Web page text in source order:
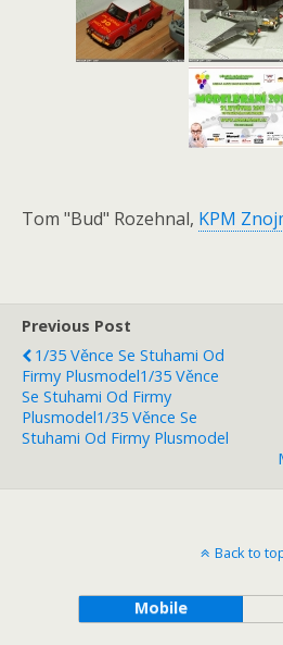
Tom "Bud" Rozehnal, KPM
Previous Post
1/35 Věnce Se Stuhami Od
Firmy Plusmodel1/35 Věnce
Se Stuhami Od Firmy
Plusmodel1/35 Věnce Se
Stuhami Od Firmy Plusmodel
Back to
Mobile